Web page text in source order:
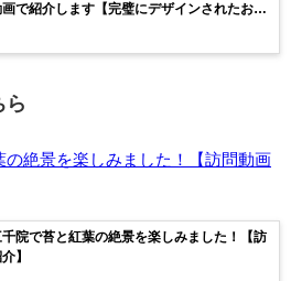
で紹介します【完璧にデザインされたお洒
ら
絶景を楽しみました！【訪問動画
院で苔と紅葉の絶景を楽しみました！【訪
】